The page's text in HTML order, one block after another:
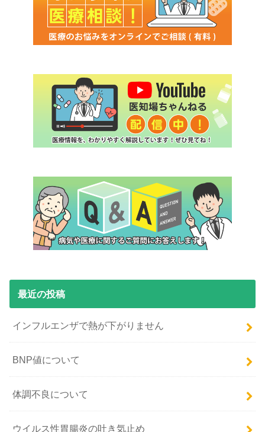
最近の投稿
インフルエンザで熱が下がりません
BNP値について
体調不良について
ウイルス性胃腸炎の吐き気止め